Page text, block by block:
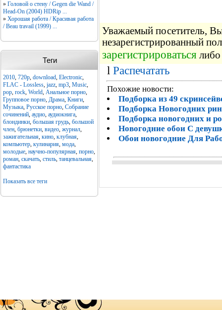
» Головой о стену / Gegen die Wand /
Head-On (2004) HDRip ...
» Хорошая работа / Красивая работа
/ Beau travail (1999) ...
Теги
2010, 720p, download, Electronic,
FLAC - Lossless, jazz, mp3, Music,
pop, rock, World, Анальное порно,
Групповое порно, Драма, Книги,
Музыка, Русское порно, Собрание
сочинений, аудио, аудиокнига,
блондинки, большая грудь, большой
член, брюнетки, видео, журнал,
зажигательная, кино, клубная,
компьютер, кулинария, мода,
молодые, научно-популярная, порно,
роман, скачать, стиль, танцевальная,
фантастика
Показать все теги
Уважаемый посетитель,
незарегистрированный
зарегистрироваться
l Распечатать
Похожие новости:
Подборка из 49
Подборка Новогодних
Подборка новогодних и
Новогодние обои С
Обои новогодние Для